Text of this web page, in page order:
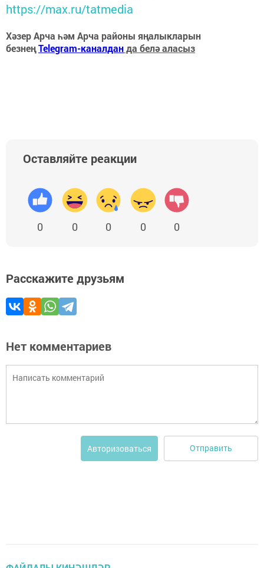
https://max.ru/tatmedia
Хәзер Арча һәм Арча районы яңалыкларын
безнеңTelegram-каналданда белә аласыз
Оставляйте реакции
0 0 0 0 0
Расскажите друзьям
Нет комментариев
Авторизоваться Отправить